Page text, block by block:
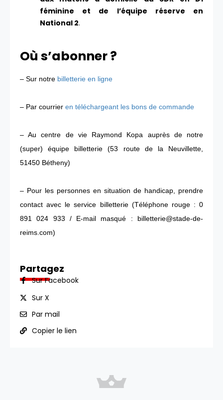
féminine et de l’équipe réserve en
National 2.
Où s’abonner ?
– Sur notre billetterie en ligne
– Par courrier en téléchargeant les bons de commande
– Au centre de vie Raymond Kopa auprès de notre
(super) équipe billetterie (53 route de la Neuvillette,
51450 Bétheny)
– Pour les personnes en situation de handicap, prendre
contact avec le service billetterie (Téléphone rouge : 0
891 024 933 / E-mail masqué : billetterie@stade-de-
reims.com)
Partagez
Sur Facebook
Sur X
Par mail
Copier le lien